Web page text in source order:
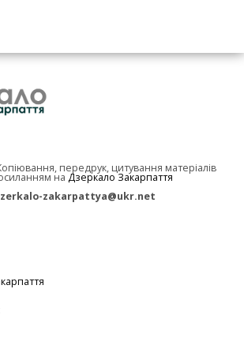
передрук, цитування матеріалів
на Дзеркало Закарпаття
zakarpattya@ukr.net